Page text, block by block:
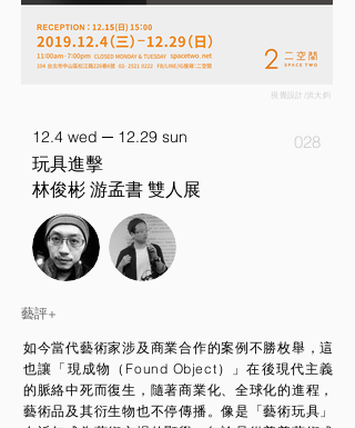
視覺設計/洪大鈞
028
12.4 wed ─ 12.29 sun
玩具進擊
林俊彬 游孟書 雙人展
藝評+
如今當代藝術家涉及商業合作的案例不勝枚舉，這
也讓「現成物（Found Object）」在後現代主義
的脈絡中死而復生，隨著商業化、全球化的進程，
藝術品及其衍生物也不停傳播。像是「藝術玩具」